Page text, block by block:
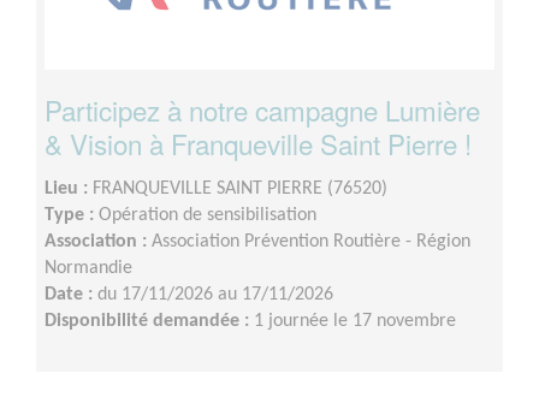
Participez à notre campagne Lumière
& Vision à Franqueville Saint Pierre !
Lieu : FRANQUEVILLE SAINT PIERRE (76520)
Type : Opération de sensibilisation
Association : Association Prévention Routière - Région
Normandie
Date : du 17/11/2026 au 17/11/2026
Disponibilité demandée : 1 journée le 17 novembre